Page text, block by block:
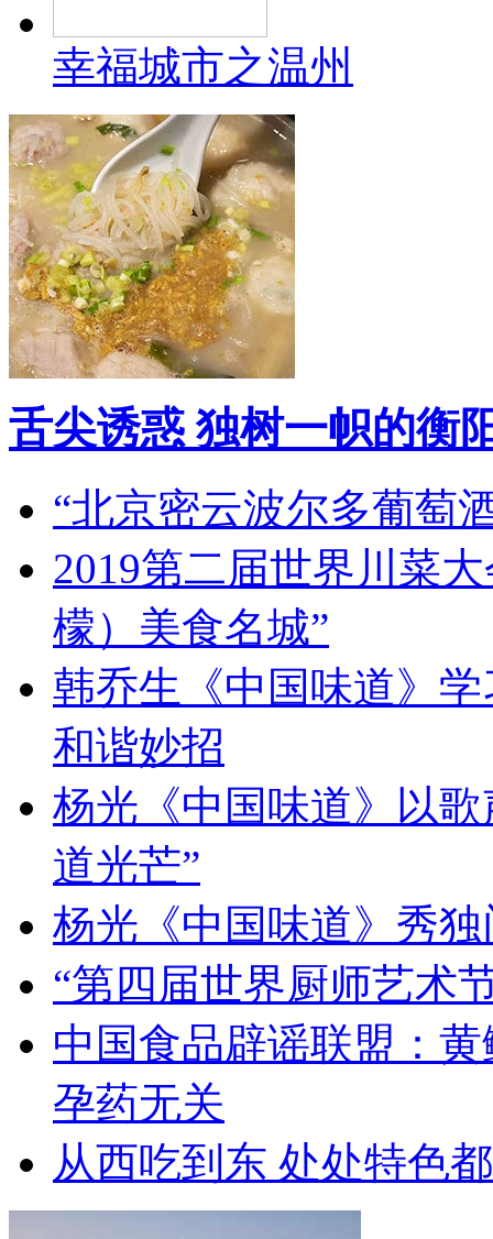
幸福城市之温州
舌尖诱惑 独树一帜的衡
“北京密云波尔多葡萄
2019第二届世界川菜
檬）美食名城”
韩乔生《中国味道》
和谐妙招
杨光《中国味道》以
道光芒”
杨光《中国味道》秀
“第四届世界厨师艺术
中国食品辟谣联盟：
孕药无关
从西吃到东 处处特色